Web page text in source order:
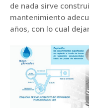
de nada sirve
mantenimiento
años, con lo cual